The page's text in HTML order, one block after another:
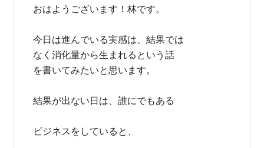
おはようございます！林です。
今日は進んでいる実感は、結果では
なく消化量から生まれるという話
を書いてみたいと思います。
結果が出ない日は、誰にでもある
ビジネスをしていると、